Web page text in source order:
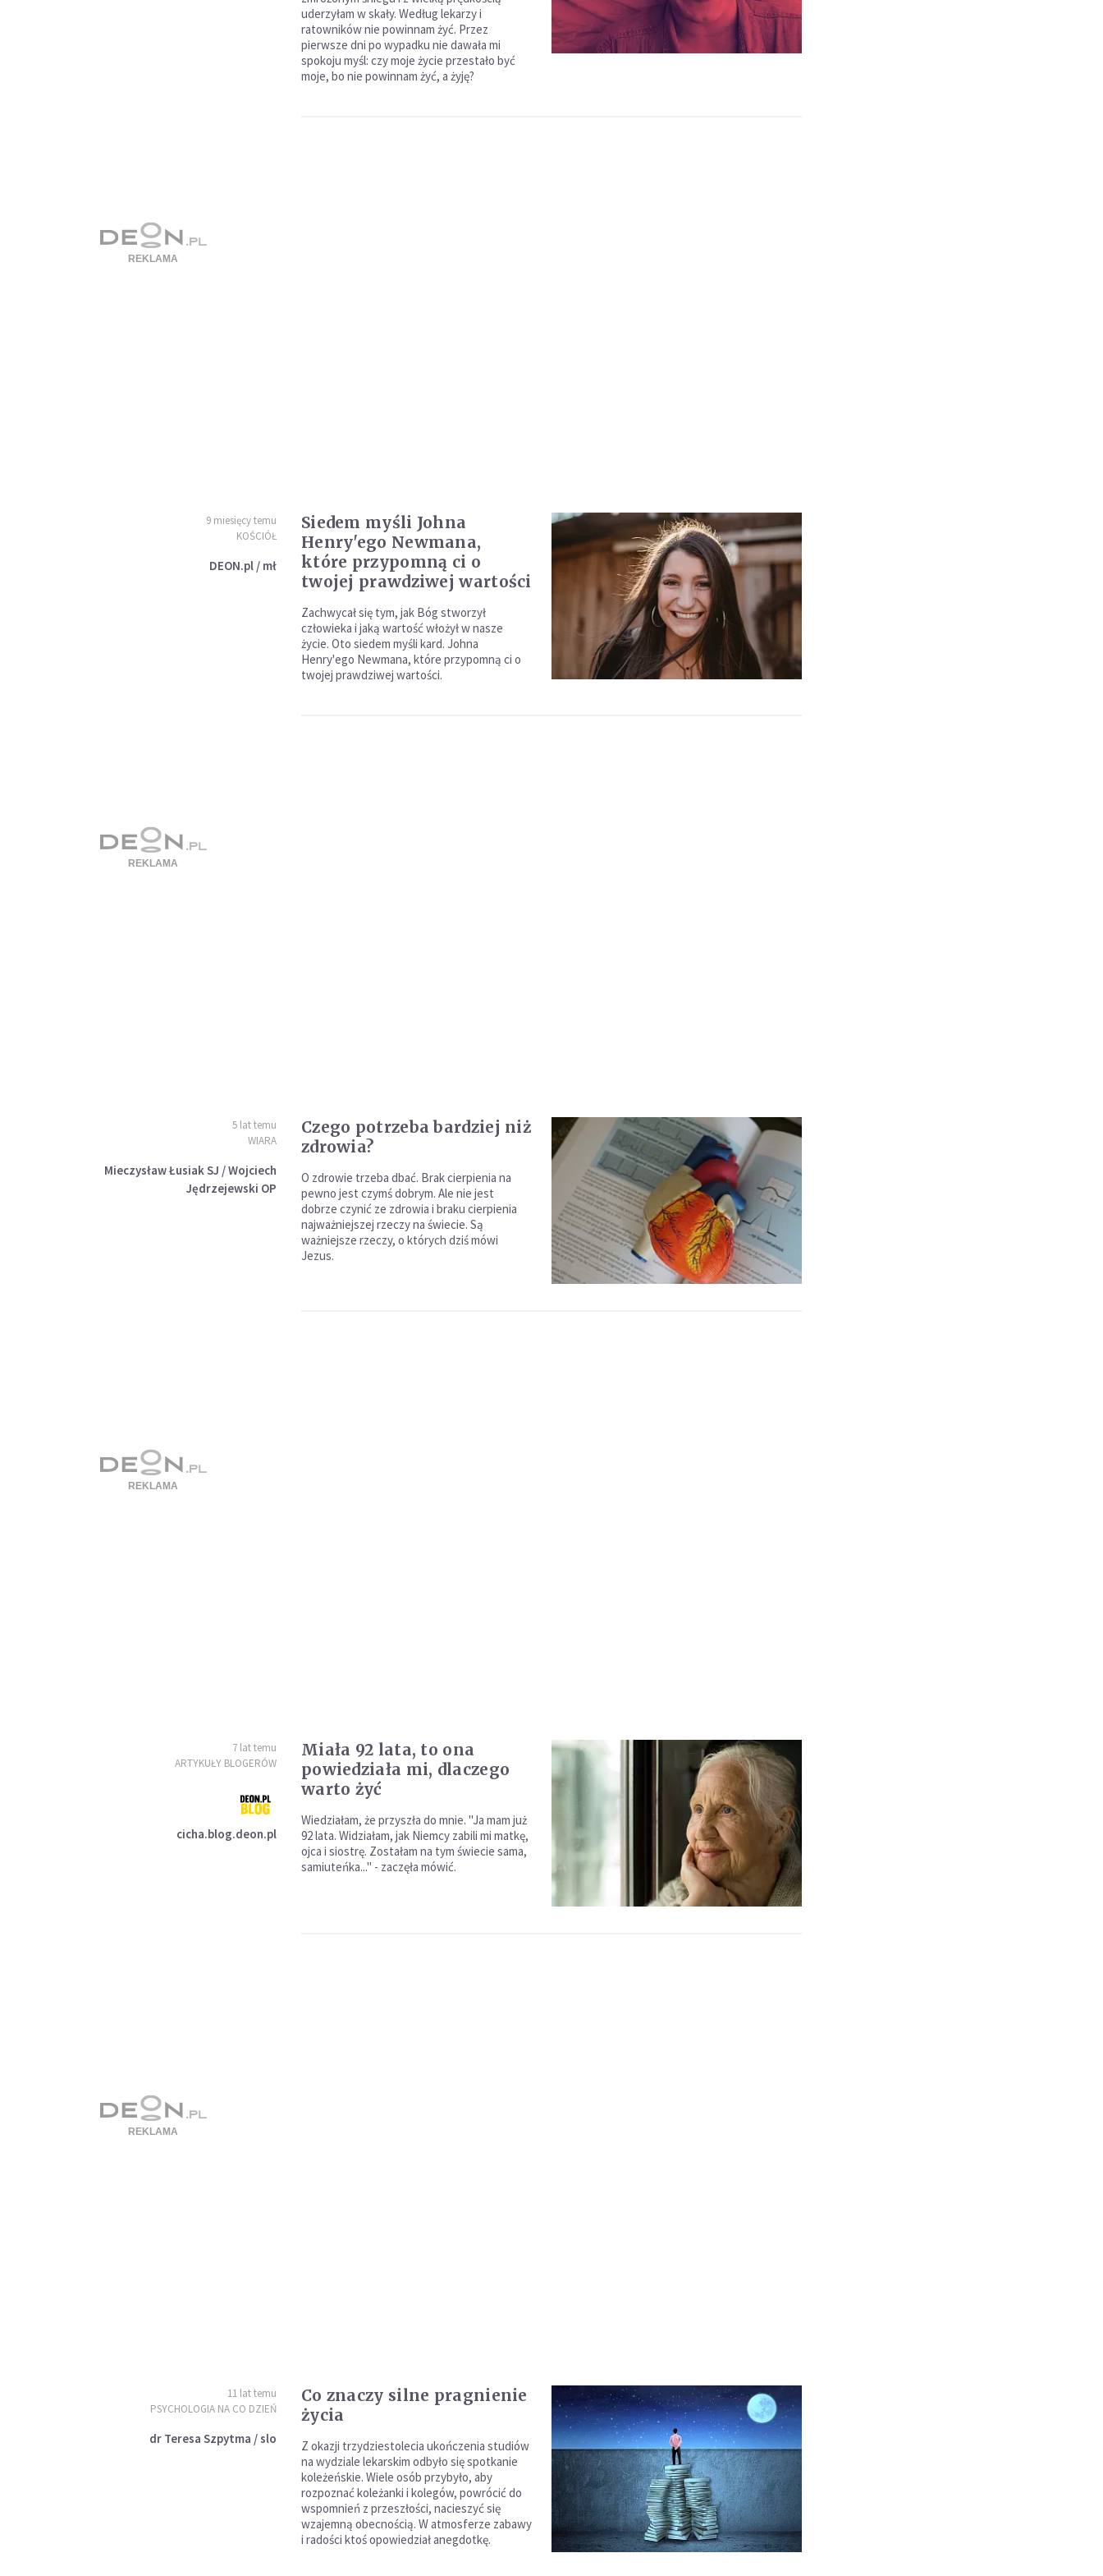
uderzyłam w skały. Według lekarzy i
ratowników nie powinnam żyć. Przez
pierwsze dni po wypadku nie dawała mi
spokoju myśl: czy moje życie przestało być
moje, bo nie powinnam żyć, a żyję?
9 miesięcy temu
KOŚCIÓŁ
DEON.pl / mł
Siedem myśli Johna
Henry'ego Newmana,
które przypomną ci o
twojej prawdziwej wartości
Zachwycał się tym, jak Bóg stworzył
człowieka i jaką wartość włożył w nasze
życie. Oto siedem myśli kard. Johna
Henry'ego Newmana, które przypomną ci o
twojej prawdziwej wartości.
5 lat temu
WIARA
Mieczysław Łusiak SJ / Wojciech
Jędrzejewski OP
Czego potrzeba bardziej niż
zdrowia?
O zdrowie trzeba dbać. Brak cierpienia na
pewno jest czymś dobrym. Ale nie jest
dobrze czynić ze zdrowia i braku cierpienia
najważniejszej rzeczy na świecie. Są
ważniejsze rzeczy, o których dziś mówi
Jezus.
7 lat temu
ARTYKUŁY BLOGERÓW
cicha.blog.deon.pl
Miała 92 lata, to ona
powiedziała mi, dlaczego
warto żyć
Wiedziałam, że przyszła do mnie. "Ja mam już
92 lata. Widziałam, jak Niemcy zabili mi matkę,
ojca i siostrę. Zostałam na tym świecie sama,
samiuteńka..." - zaczęła mówić.
11 lat temu
PSYCHOLOGIA NA CO DZIEŃ
dr Teresa Szpytma / slo
Co znaczy silne pragnienie
życia
Z okazji trzydziestolecia ukończenia studiów
na wydziale lekarskim odbyło się spotkanie
koleżeńskie. Wiele osób przybyło, aby
rozpoznać koleżanki i kolegów, powrócić do
wspomnień z przeszłości, nacieszyć się
wzajemną obecnością. W atmosferze zabawy
i radości ktoś opowiedział anegdotkę.